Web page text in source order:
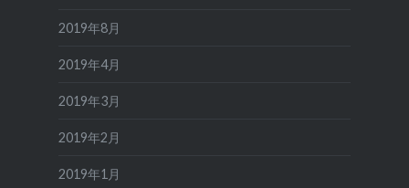
2019年8月
2019年4月
2019年3月
2019年2月
2019年1月